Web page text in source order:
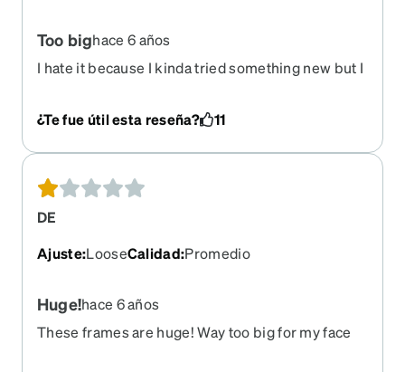
Too bighace 6 años
I hate it because I kinda tried something new but I
is terrible, I won't wear them.
¿Te fue útil esta reseña? 11
DE
Ajuste:LooseCalidad:Promedio
Huge!hace 6 años
These frames are huge! Way too big for my face